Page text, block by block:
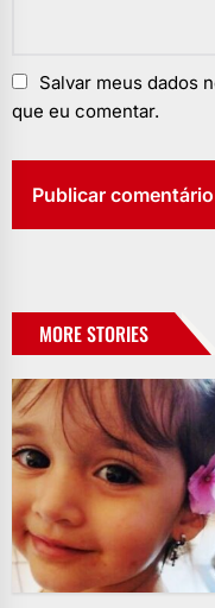
Salvar meus dados
que eu comentar.
MORE STORIES